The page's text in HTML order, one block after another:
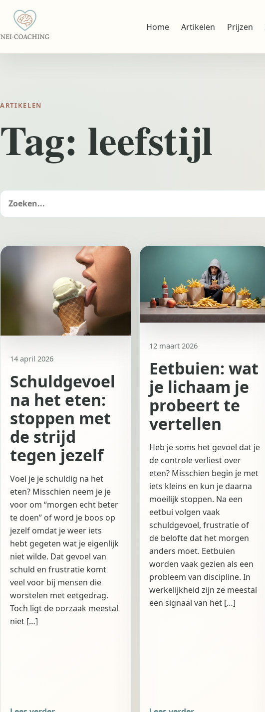
Home Artikelen Prijzen
ARTIKELEN
Tag: leefstijl
Zoeken
naar:
14 april 2026
Schuldgevoel
na het eten:
stoppen met
de strijd
tegen jezelf
Voel je je schuldig na het
eten? Misschien neem je je
voor om “morgen echt beter
te doen” of word je boos op
jezelf omdat je weer iets
hebt gegeten wat je eigenlijk
niet wilde. Dat gevoel van
schuld en frustratie komt
veel voor bij mensen die
worstelen met eetgedrag.
Toch ligt de oorzaak meestal
niet […]
12 maart 2026
Eetbuien: wat
je lichaam je
probeert te
vertellen
Heb je soms het gevoel dat je
de controle verliest over
eten? Misschien begin je met
iets kleins en kun je daarna
moeilijk stoppen. Na een
eetbui volgen vaak
schuldgevoel, frustratie of
de belofte dat het morgen
anders moet. Eetbuien
worden vaak gezien als een
probleem van discipline. In
werkelijkheid zijn ze meestal
een signaal van het […]